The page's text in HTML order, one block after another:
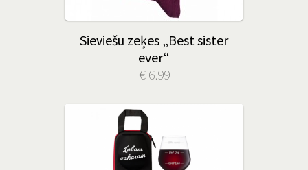
Sieviešu zeķes „Best sister
ever“
€ 6.99